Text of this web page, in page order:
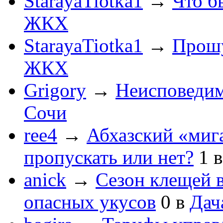
ЖКХ
StarayaTiotka1 →
ЖКХ
Grigory →
Сочи
ree4 → Абхазский
пропускать или нет? 1
anick → Сезон клещей
опасных укусов 0 в